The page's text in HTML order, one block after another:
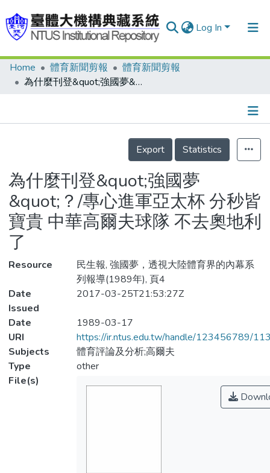
Log In
Communities & Collections
Statistics
Home 體育新聞剪報
體育新聞剪報
為什麼刊登&quot;強國夢&quot;？/專心進軍亞太杯 分秒皆寶貴 中華高爾夫球隊 不去奧地利了
Details
Export
Statistics
為什麼刊登&quot;強國夢
&quot;？/專心進軍亞太杯 分秒皆
寶貴 中華高爾夫球隊 不去奧地利
了
Resource
民生報, 強國夢，透視大陸體育界的內幕系
列報導(1989年), 頁4
Date
Issued
2017-03-25T21:53:27Z
Date
1989-03-17
URI
https://ir.ntus.edu.tw/handle/123456789/
Subjects
體育評論及分析;高爾夫
Type
other
File(s)